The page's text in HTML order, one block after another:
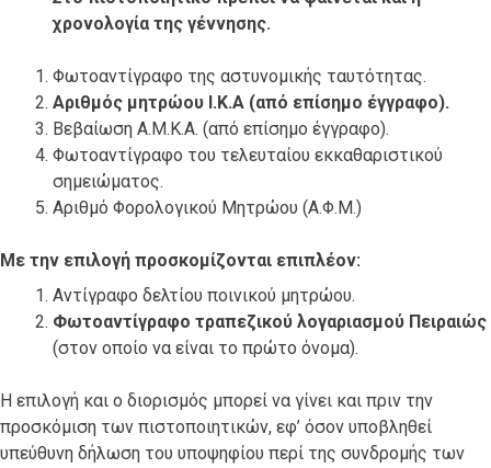
χρονολογία της γέννησης.
Φωτοαντίγραφο της αστυνομικής ταυτότητας.
Αριθμός μητρώου Ι.Κ.Α (από επίσημο έγγραφο).
Βεβαίωση Α.Μ.Κ.Α. (από επίσημο έγγραφο).
Φωτοαντίγραφο του τελευταίου εκκαθαριστικού
σημειώματος.
Αριθμό Φορολογικού Μητρώου (Α.Φ.Μ.)
Με την επιλογή προσκομίζονται επιπλέον:
Αντίγραφο δελτίου ποινικού μητρώου.
Φωτοαντίγραφο τραπεζικού λογαριασμού Πειραιώς
(στον οποίο να είναι το πρώτο όνομα).
Η επιλογή και ο διορισμός μπορεί να γίνει και πριν την
προσκόμιση των πιστοποιητικών, εφ’ όσον υποβληθεί
υπεύθυνη δήλωση του υποψηφίου περί της συνδρομής των